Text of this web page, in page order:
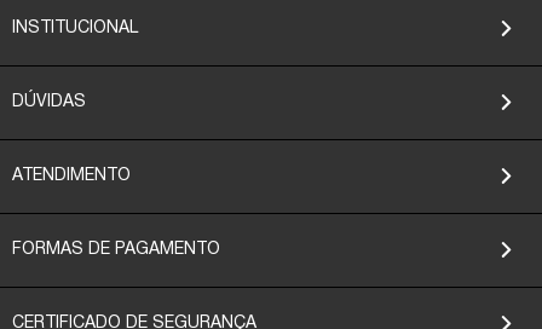
INSTITUCIONAL
DÚVIDAS
ATENDIMENTO
FORMAS DE PAGAMENTO
CERTIFICADO DE SEGURANÇA